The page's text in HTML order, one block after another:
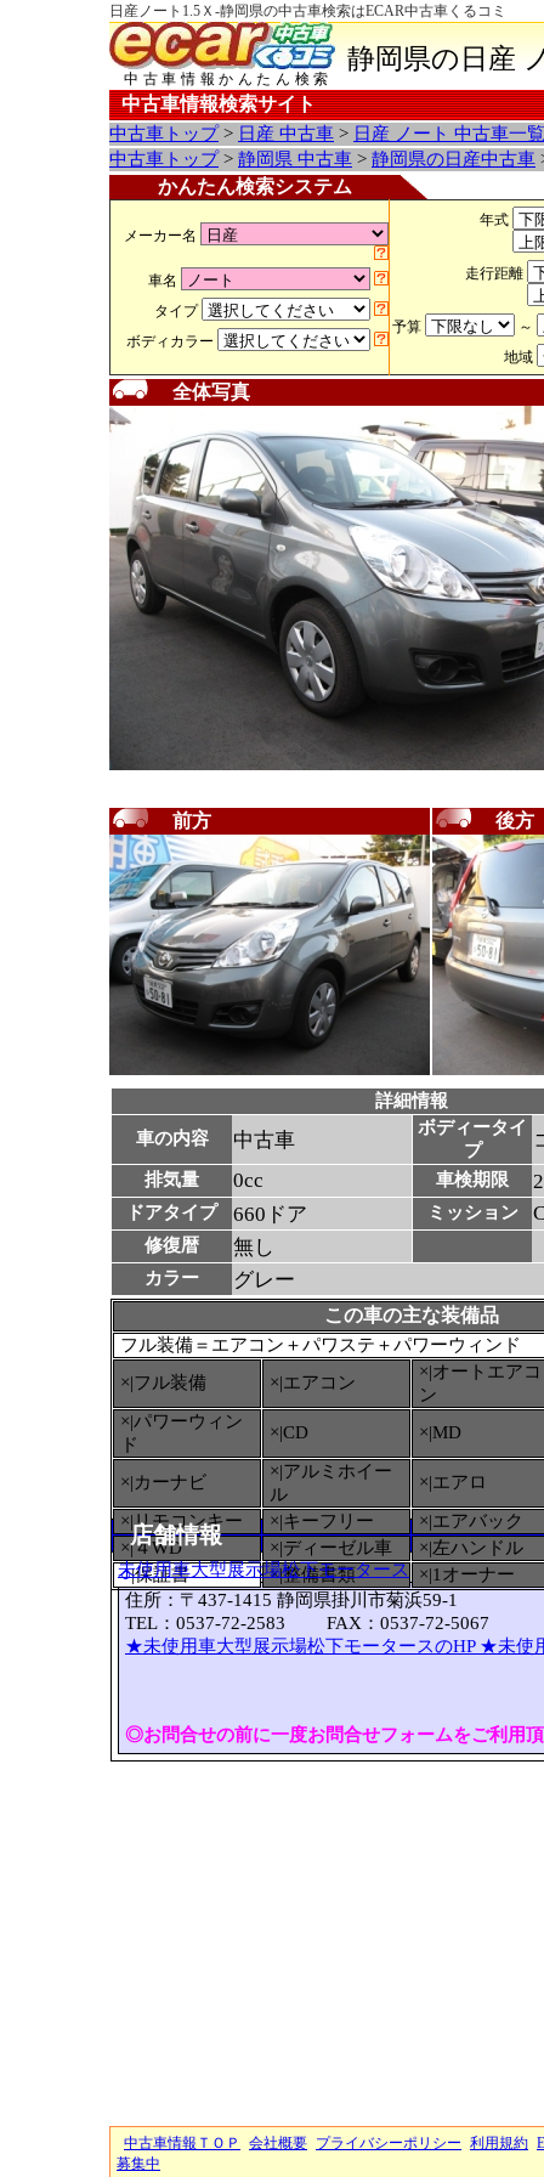
日産ノート1.5Ｘ-静岡県の中古車検索はECAR中古車くるコミ
中古車情報かんたん検索
静岡県の日産
中古車情報検索サイト
中古車トップ> 日産 中古車 > 日産 ノート 中古車一覧
中古車トップ> 静岡県 中古車 > 静岡県の日産中古車
かんたん検索システム
メーカー名
車名
タイプ
ボディカラー
年式
走行距離
予算
～
地域
全体写真
前方 後方
詳細情報
車の内容
中古車
ボディータイ
プ
排気量 0cc 車検期限
ドアタイプ 660ドア ミッション
修復暦 無し
カラー グレー
この車の主な装備品
フル装備＝エアコン＋パワステ＋パワーウィンド
×|フル装備
×|エアコン
×|オートエアコ
ン
×|パワーウィン
ド
×|CD ×|MD
×|カーナビ
×|アルミホイー
ル
×|エアロ
×|リモコンキー
×|キーフリー
×|エアバック
×|４WD
×|ディーゼル車
×|左ハンドル
○|保証書 ×|整備書類 ×|1オーナー
店舗情報
未使用車大型展示場松下モータース
住所：〒437-1415 静岡県掛川市菊浜59-1
TEL：0537-72-2583 FAX：0537-72-5067
★未使用車大型展示場松下モータースのHP ★未使
◎お問合せの前に一度お問合せフォームをご利用
中古車情報ＴＯＰ 会社概要 プライバシーポリシー 利用規約
募集中